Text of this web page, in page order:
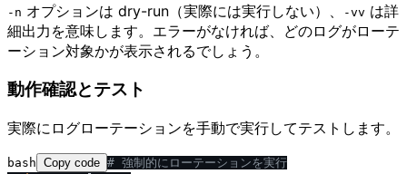
-n オプションは dry-run（実際には実行しない）、 -vv は詳
細出力を意味します。エラーがなければ、どのログがローテ
ーション対象かが表示されるでしょう。
動作確認とテスト
実際にログローテーションを手動で実行してテストします。
bash Copy code # 強制的にローテーションを実行